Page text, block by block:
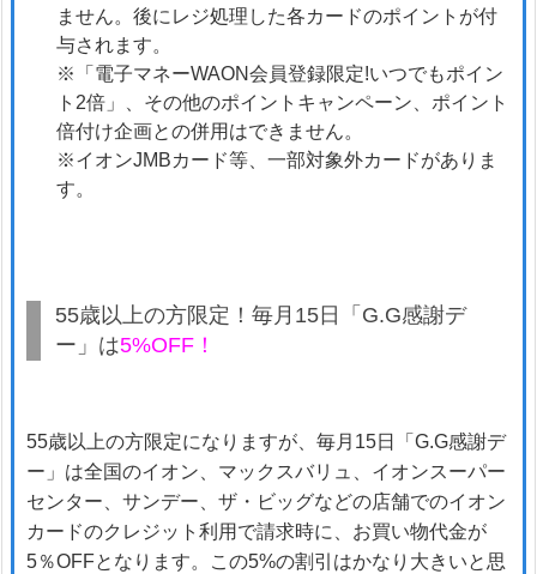
ません。後にレジ処理した各カードのポイントが付
与されます。
※「電子マネーWAON会員登録限定!いつでもポイン
ト2倍」、その他のポイントキャンペーン、ポイント
倍付け企画との併用はできません。
※イオンJMBカード等、一部対象外カードがありま
す。
55歳以上の方限定！毎月15日「G.G感謝デ
ー」は5%OFF！
55歳以上の方限定になりますが、毎月15日「G.G感謝デ
ー」は全国のイオン、マックスバリュ、イオンスーパー
センター、サンデー、ザ・ビッグなどの店舗でのイオン
カードのクレジット利用で請求時に、お買い物代金が
5％OFFとなります。この5%の割引はかなり大きいと思